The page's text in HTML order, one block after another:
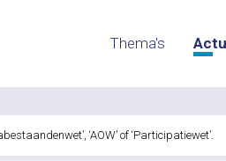
Thema's